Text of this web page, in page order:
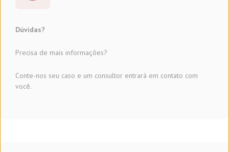
Dúvidas?
Precisa de mais informações?
Conte-nos seu caso e um consultor entrará em contato com
você.